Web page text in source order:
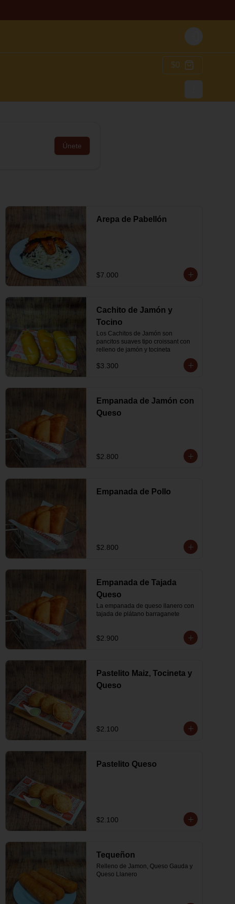
Login
$0
Únete
Arepa de Pabellón
$7.000
Cachito de Jamón y
Tocino
Los Cachitos de Jamón son
pancitos suaves tipo croissant con
relleno de jamón y tocineta
$3.300
Empanada de Jamón con
Queso
$2.800
Empanada de Pollo
$2.800
Empanada de Tajada
Queso
La empanada de queso llanero con
tajada de plátano barraganete
$2.900
Pastelito Maiz, Tocineta y
Queso
$2.100
Pastelito Queso
$2.100
Tequeñon
Relleno de Jamon, Queso Gauda y
Queso Llanero